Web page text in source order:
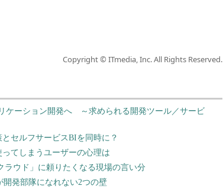
Copyright © ITmedia, Inc. All Rights Reserved.
ケーション開発へ ～求められる開発ツール／サービ
セルフサービスBIを同時に？
てしまうユーザーの心理は
ウド」に頼りたくなる現場の言い分
発部隊になれない2つの壁